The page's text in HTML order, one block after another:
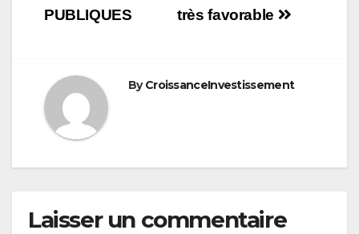
très favorable
PUBLIQUES
ByCroissanceInvestissement
Laisser un commentaire